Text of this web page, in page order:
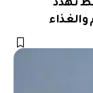
تهدد